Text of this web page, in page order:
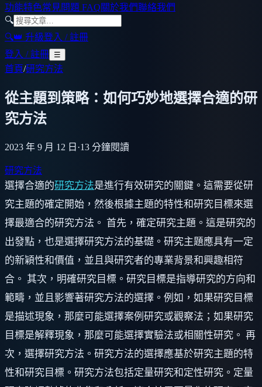
功能特色常見問題 FAQ關於我們聯絡我們
🔍
🔍👑 升級登入 / 註冊
登入 / 註冊 ☰
首頁/研究方法
從主題到策略：如何巧妙地選擇合適的研
究方法
2023 年 9 月 12 日 ·13 分鐘閱讀
研究方法
選擇合適的研究方法是進行有效研究的關鍵。這需要從研
究主題的確定開始，然後根據主題的特性和研究目標來選
擇最適合的研究方法。 首先，確定研究主題。這是研究的
出發點，也是選擇研究方法的基礎。研究主題應具有一定
的新穎性和價值，並且與研究者的專業背景和興趣相符
合。 其次，明確研究目標。研究目標是指導研究的方向和
範疇，並且影響著研究方法的選擇。例如，如果研究目標
是描述現象，那麼可能選擇案例研究或觀察法；如果研究
目標是解釋現象，那麼可能選擇實驗法或相關性研究。 再
次，選擇研究方法。研究方法的選擇應基於研究主題的特
性和研究目標。研究方法包括定量研究和定性研究。定量